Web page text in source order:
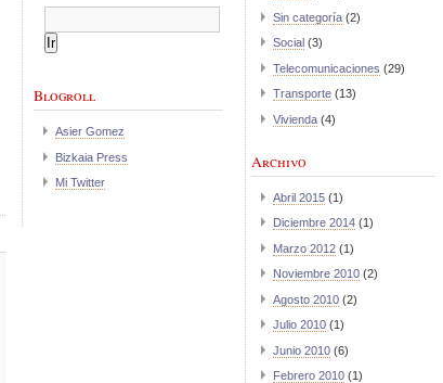
Blogroll
Asier Gomez
Bizkaia Press
Mi Twitter
Sin categoría (2)
Social (3)
Telecomunicaciones (29)
Transporte (13)
Vivienda (4)
Archivo
Abril 2015 (1)
Diciembre 2014 (1)
Marzo 2012 (1)
Noviembre 2010 (2)
Agosto 2010 (2)
Julio 2010 (1)
Junio 2010 (6)
Febrero 2010 (1)